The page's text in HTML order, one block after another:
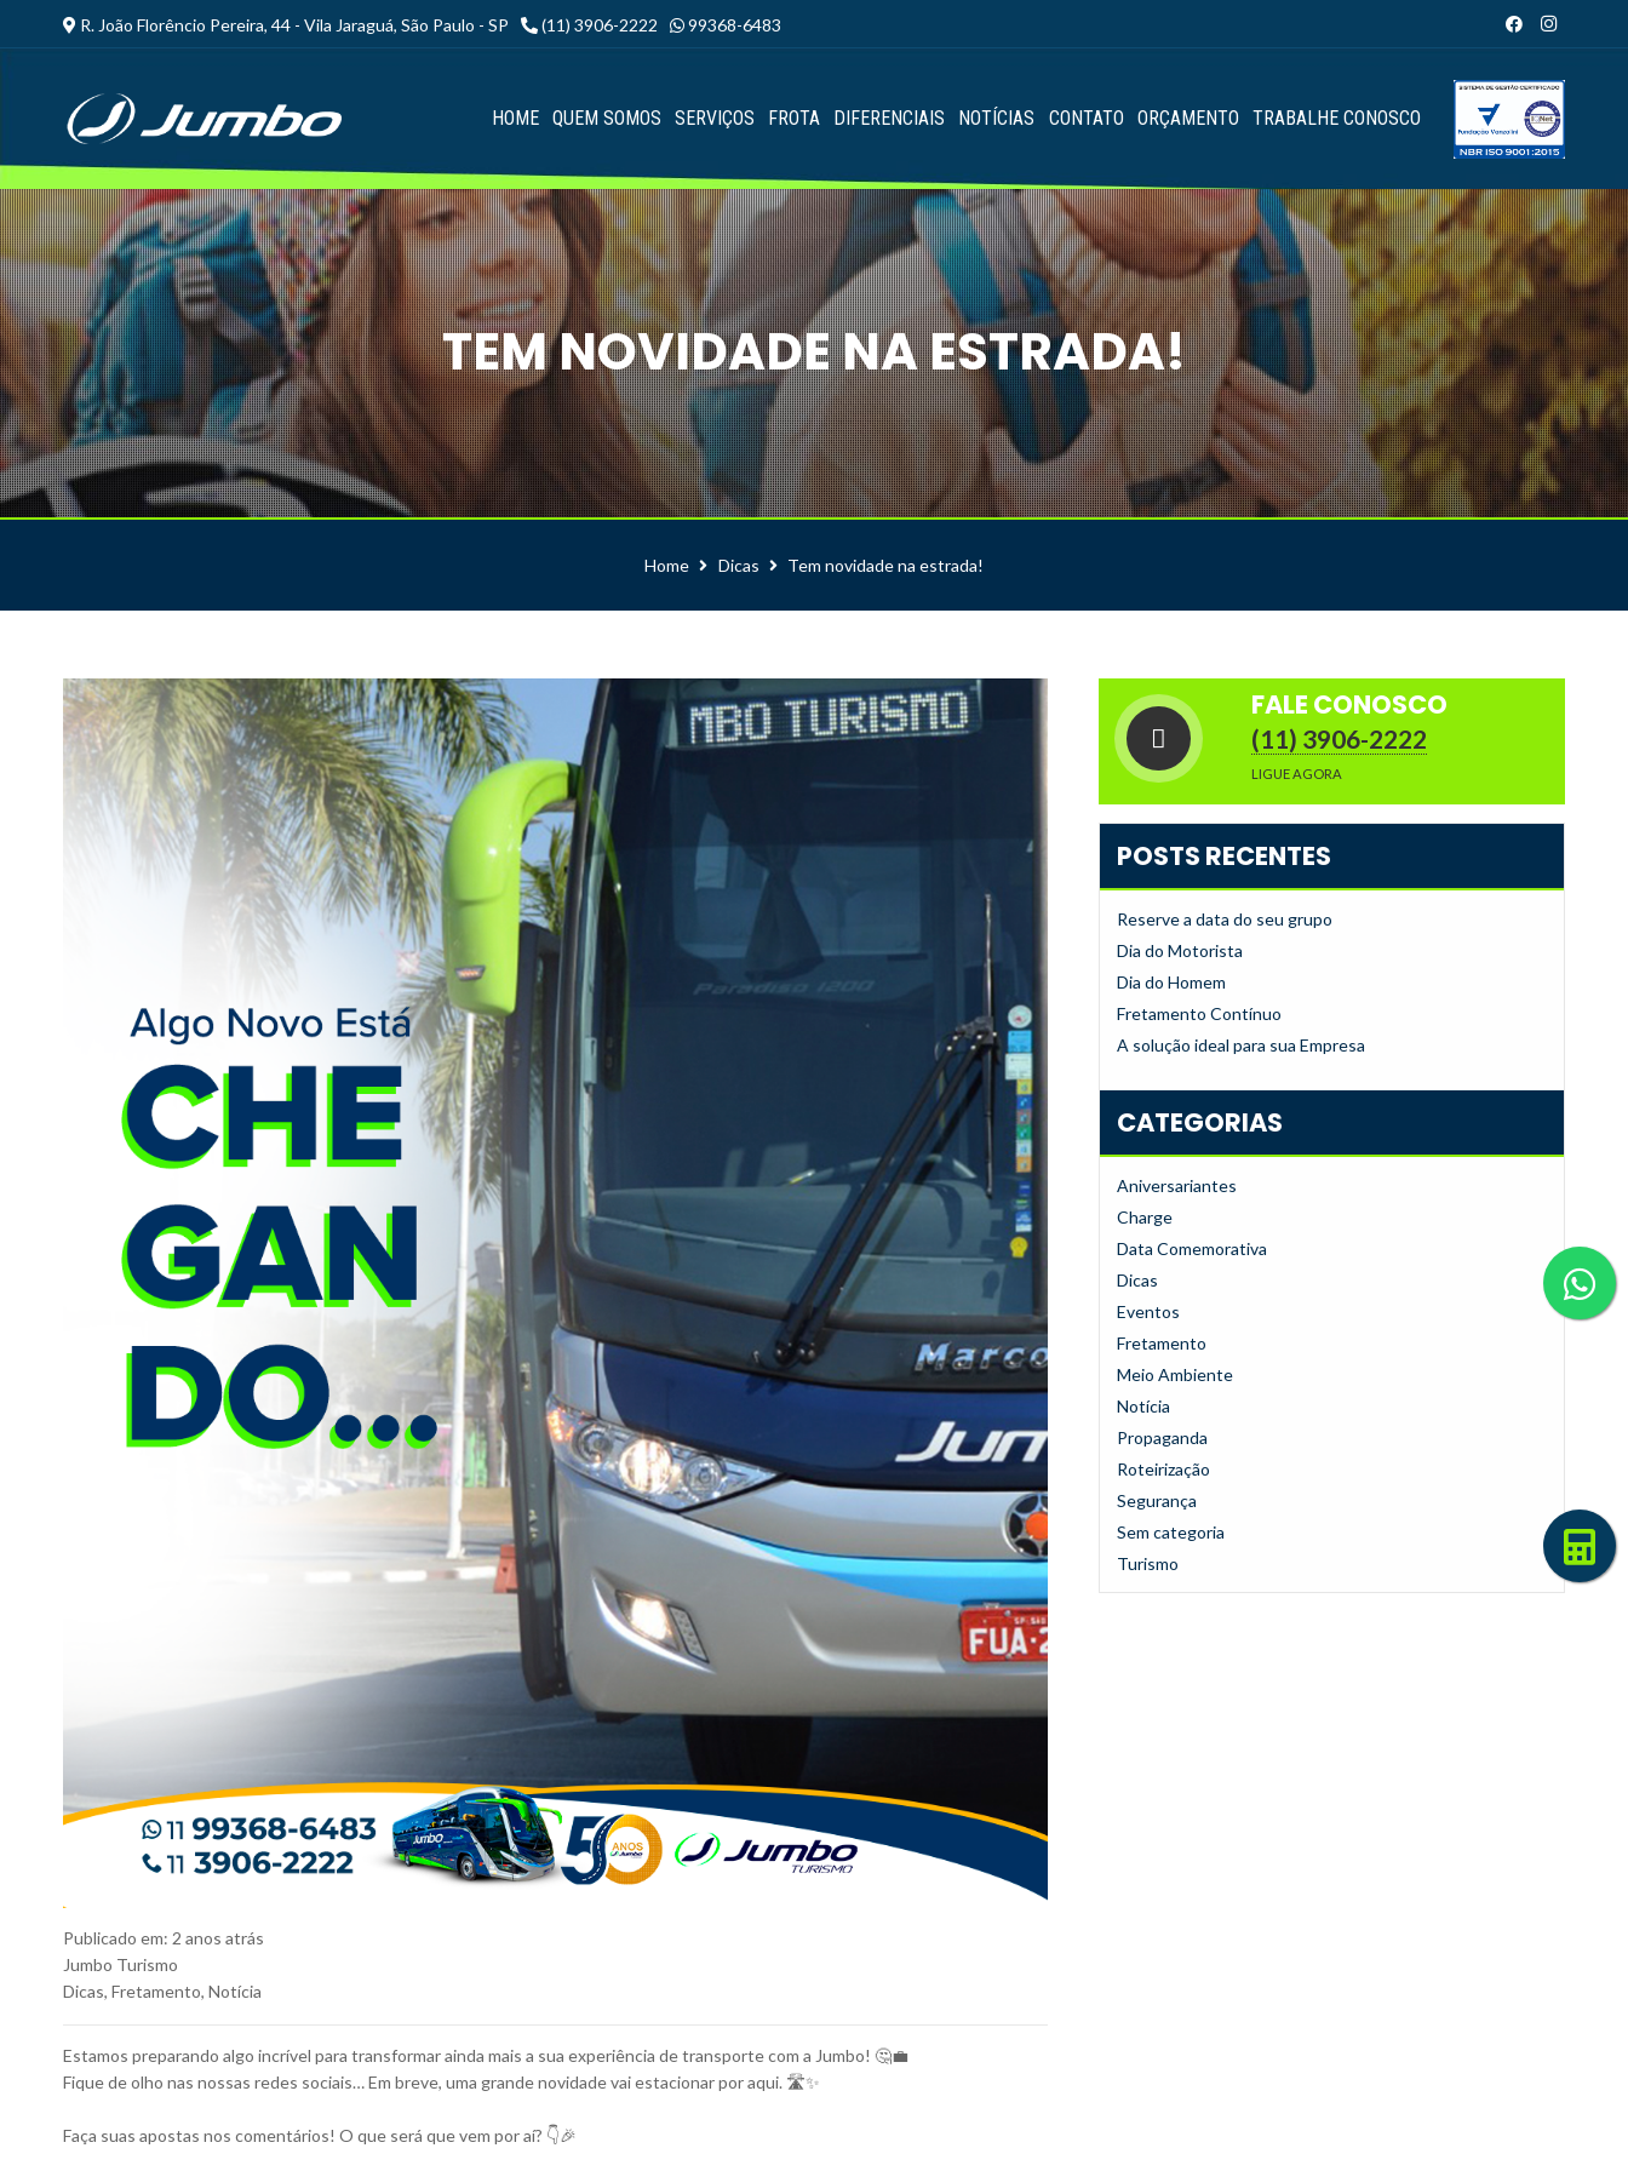
R. João Florêncio Pereira, 44 - Vila Jaraguá, São Paulo - SP (11) 3906-2222 99368-6483
HOME QUEM SOMOS SERVIÇOS FROTA DIFERENCIAIS NOTÍCIAS CONTATO ORÇAMENTO TRABALHE CONOSCO
TEM NOVIDADE NA ESTRADA!
Home Dicas Tem novidade na estrada!
Publicado em: 2 anos atrás
Jumbo Turismo
Dicas, Fretamento, Notícia
Estamos preparando algo incrível para transformar ainda mais a sua experiência de transporte com a Jumbo! 🤔💼
Fique de olho nas nossas redes sociais… Em breve, uma grande novidade vai estacionar por aqui. 🛣️✨
Faça suas apostas nos comentários! O que será que vem por aí? 👇🎉
FALE CONOSCO
(11) 3906-2222
LIGUE AGORA
POSTS RECENTES
Reserve a data do seu grupo
Dia do Motorista
Dia do Homem
Fretamento Contínuo
A solução ideal para sua Empresa
CATEGORIAS
Aniversariantes
Charge
Data Comemorativa
Dicas
Eventos
Fretamento
Meio Ambiente
Notícia
Propaganda
Roteirização
Segurança
Sem categoria
Turismo